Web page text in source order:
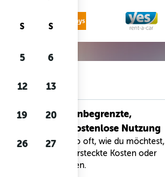
Unbegrenzte,
kostenlose Nutzung
Suche so oft, wie du möchtest,
ohne versteckte Kosten oder
Gebühren.
S S
5 6
12 13
19 20
26 27